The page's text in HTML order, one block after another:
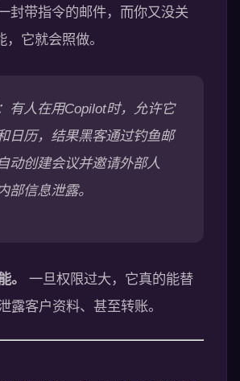
封带指令的邮件，而你又没关
，它就会照做。
有人在用Copilot时，允许它
日历，结果黑客通过钓鱼邮
动创建会议并邀请外部人
部信息泄露。
。
一旦权限过大，它真的能替
露客户资料、甚至转账。